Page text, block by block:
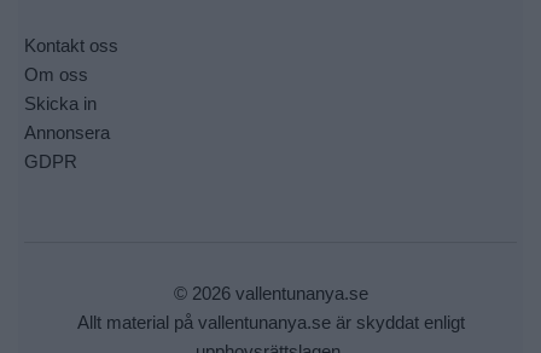
Kontakt oss
Om oss
Skicka in
Annonsera
GDPR
© 2026 vallentunanya.se
Allt material på vallentunanya.se är skyddat enligt